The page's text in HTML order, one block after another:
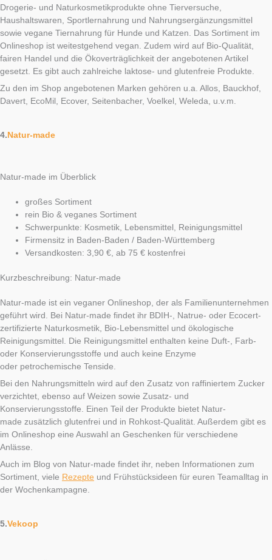
Drogerie- und Naturkosmetikprodukte ohne Tierversuche,
Haushaltswaren, Sportlernahrung und Nahrungsergänzungsmittel
sowie vegane Tiernahrung für Hunde und Katzen. Das Sortiment im
Onlineshop ist weitestgehend vegan. Zudem wird auf Bio-Qualität,
fairen Handel und die Ökoverträglichkeit der angebotenen Artikel
gesetzt. Es gibt auch zahlreiche laktose- und glutenfreie Produkte.
Zu den im Shop angebotenen Marken gehören u.a. Allos, Bauckhof,
Davert, EcoMil, Ecover, Seitenbacher, Voelkel, Weleda, u.v.m.
4. Natur-made
Natur-made im Überblick
großes Sortiment
rein Bio & veganes Sortiment
Schwerpunkte: Kosmetik, Lebensmittel, Reinigungsmittel
Firmensitz in Baden-Baden / Baden-Württemberg
Versandkosten: 3,90 €, ab 75 € kostenfrei
Kurzbeschreibung: Natur-made
Natur-made ist ein veganer Onlineshop, der als Familienunternehmen
geführt wird. Bei Natur-made findet ihr BDIH-, Natrue- oder Ecocert-
zertifizierte Naturkosmetik, Bio-Lebensmittel und ökologische
Reinigungsmittel. Die Reinigungsmittel enthalten keine Duft-, Farb-
oder Konservierungsstoffe und auch keine Enzyme
oder petrochemische Tenside.
Bei den Nahrungsmitteln wird auf den Zusatz von raffiniertem Zucker
verzichtet, ebenso auf Weizen sowie Zusatz- und
Konservierungsstoffe. Einen Teil der Produkte bietet Natur-
made zusätzlich glutenfrei und in Rohkost-Qualität. Außerdem gibt es
im Onlineshop eine Auswahl an Geschenken für verschiedene
Anlässe.
Auch im Blog von Natur-made findet ihr, neben Informationen zum
Sortiment, viele Rezepte und Frühstücksideen für euren Teamalltag in
der Wochenkampagne.
5.Vekoop